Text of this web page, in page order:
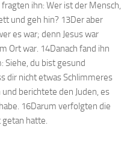
ihn: Wer ist der Mensch,
und geh hin? 13Der aber
es war; denn Jesus war
Ort war. 14Danach fand ihn
Siehe, du bist gesund
dir nicht etwas Schlimmeres
berichtete den Juden, es
16Darum verfolgten die
getan hatte.